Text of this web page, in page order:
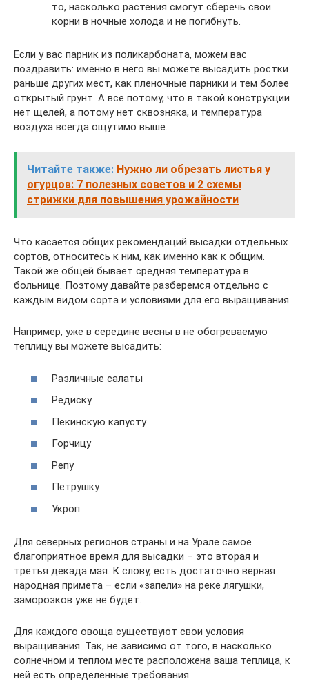
то, насколько растения смогут сберечь свои
корни в ночные холода и не погибнуть.
Если у вас парник из поликарбоната, можем вас
поздравить: именно в него вы можете высадить ростки
раньше других мест, как пленочные парники и тем более
открытый грунт. А все потому, что в такой конструкции
нет щелей, а потому нет сквозняка, и температура
воздуха всегда ощутимо выше.
Читайте также: Нужно ли обрезать листья у
огурцов: 7 полезных советов и 2 схемы
стрижки для повышения урожайности
Что касается общих рекомендаций высадки отдельных
сортов, относитесь к ним, как именно как к общим.
Такой же общей бывает средняя температура в
больнице. Поэтому давайте разберемся отдельно с
каждым видом сорта и условиями для его выращивания.
Например, уже в середине весны в не обогреваемую
теплицу вы можете высадить:
Различные салаты
Редиску
Пекинскую капусту
Горчицу
Репу
Петрушку
Укроп
Для северных регионов страны и на Урале самое
благоприятное время для высадки – это вторая и
третья декада мая. К слову, есть достаточно верная
народная примета – если «запели» на реке лягушки,
заморозков уже не будет.
Для каждого овоща существуют свои условия
выращивания. Так, не зависимо от того, в насколько
солнечном и теплом месте расположена ваша теплица, к
ней есть определенные требования.